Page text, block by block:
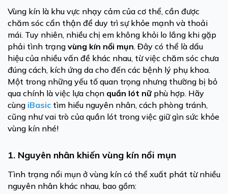
Vùng kín là khu vực nhạy cảm của cơ thể, cần được
chăm sóc cẩn thận để duy trì sự khỏe mạnh và thoải
mái. Tuy nhiên, nhiều chị em không khỏi lo lắng khi gặp
phải tình trạng vùng kín nổi mụn. Đây có thể là dấu
hiệu của nhiều vấn đề khác nhau, từ việc chăm sóc chưa
đúng cách, kích ứng da cho đến các bệnh lý phụ khoa.
Một trong những yếu tố quan trọng nhưng thường bị bỏ
qua chính là việc lựa chọn quần lót nữphù hợp. Hãy
cùng iBasic tìm hiểu nguyên nhân, cách phòng tránh,
cũng như vai trò của quần lót trong việc giữ gìn sức khỏe
vùng kín nhé!
1. Nguyên nhân khiến vùng kín nổi mụn
Tình trạng nổi mụn ở vùng kín có thể xuất phát từ nhiều
nguyên nhân khác nhau, bao gồm: